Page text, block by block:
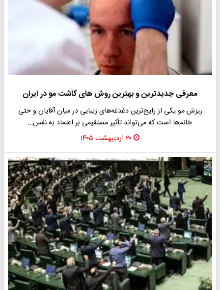
معرفی جدیدترین و بهترین روش های کاشت مو در ایران
ریزش مو یکی از رایج‌ترین دغدغه‌های زیبایی در میان آقایان و حتی
خانم‌ها است که می‌تواند تأثیر مستقیمی بر اعتماد به نفس…
۲۰ اردیبهشت ۱۴۰۵